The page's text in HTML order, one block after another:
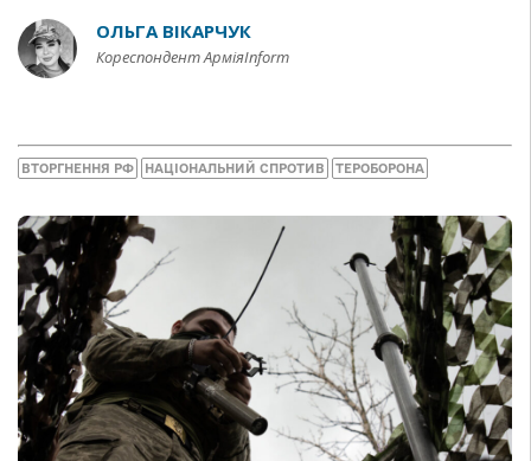
ОЛЬГА ВІКАРЧУК
Кореспондент АрміяInform
ВТОРГНЕННЯ РФ НАЦІОНАЛЬНИЙ СПРОТИВ ТЕРОБОРОНА